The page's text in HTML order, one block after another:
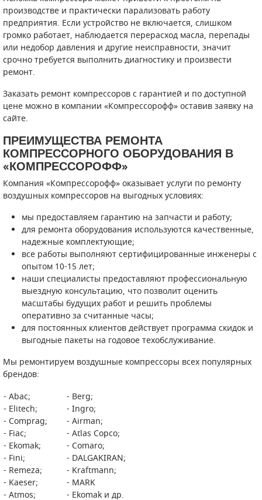
производстве и практически парализовать работу
предприятия. Если устройство не включается, слишком
громко работает, наблюдается перерасход масла, перепады
или недобор давления и другие неисправности, значит
срочно требуется выполнить диагностику и произвести
ремонт.
Заказать ремонт компрессоров с гарантией и по доступной
цене можно в компании «Компрессорофф» оставив заявку на
сайте.
ПРЕИМУЩЕСТВА РЕМОНТА
КОМПРЕССОРНОГО ОБОРУДОВАНИЯ В
«КОМПРЕССОРОФФ»
Компания «Компрессорофф» оказывает услуги по ремонту
воздушных компрессоров на выгодных условиях:
мы предоставляем гарантию на запчасти и работу;
для ремонта оборудования используются качественные,
надежные комплектующие;
все работы выполняют сертифицированные инженеры с
опытом 10-15 лет;
наши специалисты предоставляют профессиональную
выездную консультацию, что позволит оценить
масштабы будущих работ и решить проблемы
оперативно за считанные часы;
для постоянных клиентов действует программа скидок и
выгодные пакеты на годовое техобслуживание.
Мы ремонтируем воздушные компрессоры всех популярных
брендов:
- Abac;
- Elitech;
- Comprag;
- Fiac;
- Ekomak;
- Fini;
- Remeza;
- Kaeser;
- Atmos;
- Berg;
- Ingro;
- Airman;
- Atlas Copco;
- Comaro;
- DALGAKIRAN;
- Kraftmann;
- MARK
- Ekomak и др.
САДОВАЯ ТЕХНИКА
ЧИЛЛЕРЫ
КОНТЕЙНЕРЫ ДЛЯ ОБОРУДОВАНИЯ
КАНАЛИЗАЦИОННЫЕ НАСОСЫ
БЕНЗИНОВЫЕ МОТОПОМПЫ
ДИЗЕЛЬНЫЕ МОТОПОМПЫ
ТАЛИ И ТЕЛЬФЕРЫ
ОСВЕТИТЕЛЬНЫЕ МАЧТЫ
ЛЕНТОЧНОПИЛЬНЫЕ СТАНКИ
КОНТРОЛЛЕРЫ (БЛОКИ УПРАВЛЕНИЯ)
ПРЕДОХРАНИТЕЛЬНЫЕ КЛАПАНЫ
ВПУСКНЫЕ КЛАПАНЫ
ОБРАТНЫЕ КЛАПАНЫ
РЕЛЕ ДАВЛЕНИЯ ДЛЯ ДЛЯ КОМПРЕССОРОВ
ДАТЧИКИ
ЗАПЧАСТИ ДЛЯ ВИНТОВЫХ КОМПРЕССОРОВ
КОНДЕНСАТООТВОДЧИКИ
СМЕННЫЕ ЭЛЕМЕНТЫ МАГИСТРАЛЬНЫХ
ФИЛЬТРОВ
ДЛЯ АДСОРБЦИОННЫХ ОСУШИТЕЛЕЙ
ЭЛЕКТРОДВИГАТЕЛИ
БЕНЗИНОВЫЕ ДВИГАТЕЛИ
ДИЗЕЛЬНЫЕ ДВИГАТЕЛИ
ДЕТАЛИ ДВС
ФИЛЬТРЫ ТОПЛИВНЫЕ
МОТОРНОЕ МАСЛО
РАДИАТОРЫ